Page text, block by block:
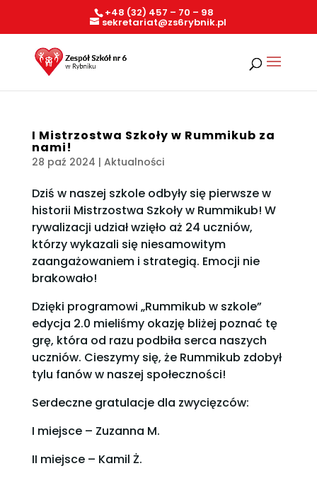
+48 (32) 457 – 70 – 98
sekretariat@zs6rybnik.pl
I Mistrzostwa Szkoły w Rummikub za
nami!
28 paź 2024 | Aktualności
Dziś w naszej szkole odbyły się pierwsze w
historii Mistrzostwa Szkoły w Rummikub! W
rywalizacji udział wzięło aż 24 uczniów,
którzy wykazali się niesamowitym
zaangażowaniem i strategią. Emocji nie
brakowało!
Dzięki programowi „Rummikub w szkole”
edycja 2.0 mieliśmy okazję bliżej poznać tę
grę, która od razu podbiła serca naszych
uczniów. Cieszymy się, że Rummikub zdobył
tylu fanów w naszej społeczności!
Serdeczne gratulacje dla zwycięzców:
I miejsce – Zuzanna M.
II miejsce – Kamil Ż.